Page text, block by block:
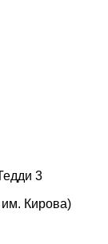
3
Кирова)